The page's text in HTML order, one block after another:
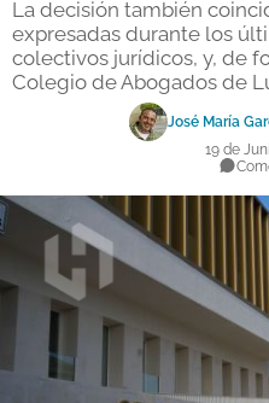
VENTANA CIUDADANA
CÓRDOBA
SALUD
OBRAS
NECROLÓGICAS
La decisión también
expresadas durante los
colectivos jurídicos, y, de
Colegio de Abogados de
José María
19 de